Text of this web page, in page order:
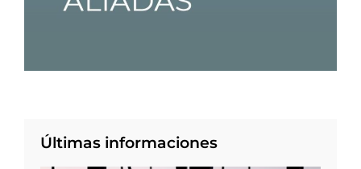
Últimas informaciones